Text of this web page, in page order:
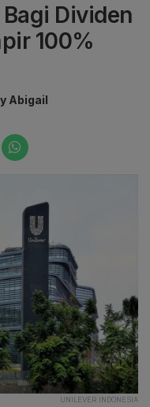
Dividen
100%
Abigail
UNILEVER INDONESIA